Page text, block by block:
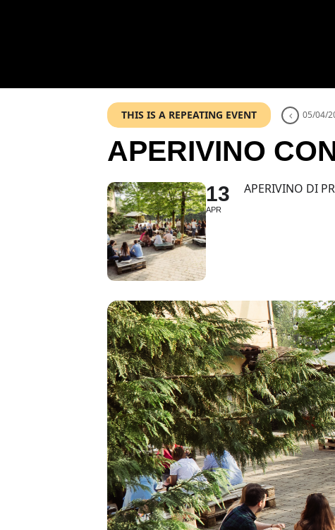
THIS IS A REPEATING EVENT 05/04/
APERIVINO
13
APR
APERIVINO DI